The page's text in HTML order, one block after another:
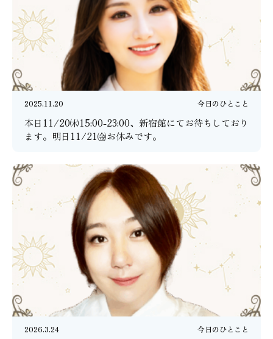
2025.11.20 今日のひとこと
本日11/20㈭15:00-23:00、新宿館にてお待ちしており
ます。明日11/21㈮お休みです。
2026.3.24 今日のひとこと